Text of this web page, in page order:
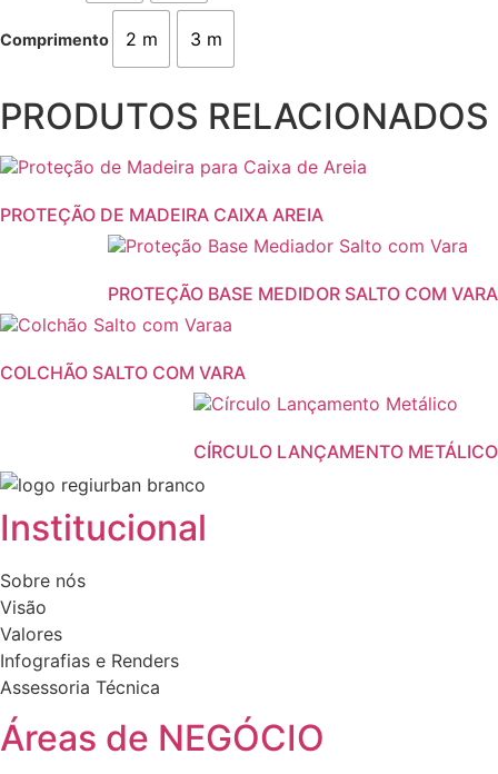
Comprimento 2 m 3 m
PRODUTOS RELACIONADOS
PROTEÇÃO DE MADEIRA CAIXA AREIA
PROTEÇÃO BASE MEDIDOR SALTO COM VARA
This
has
multiple
The
chosen
the
COLCHÃO SALTO COM VARA
This
has
options
may
be
on
the
product
page
CÍRCULO LANÇAMENTO METÁLICO
This
has
multiple
variants.
The
product
page
Institucional
Sobre nós
Visão
Valores
Infografias e Renders
Assessoria Técnica
Áreas de NEGÓCIO